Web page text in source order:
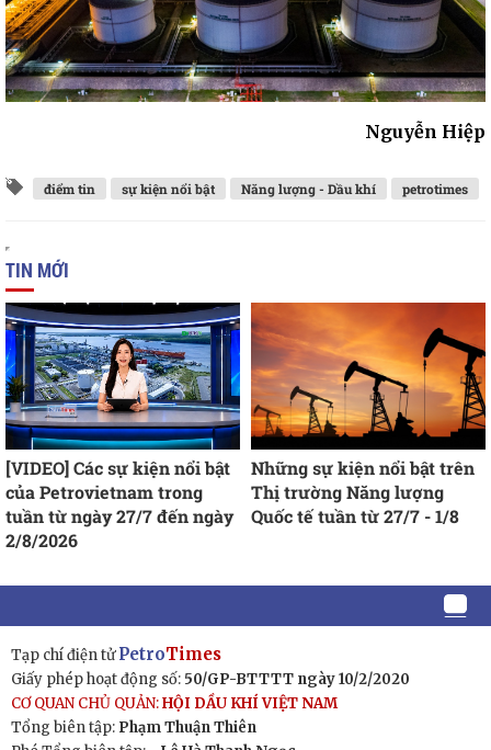
Nguyễn Hiệp
điểm tin sự kiện nổi bật Năng lượng - Dầu khí petrotimes
TIN MỚI
[VIDEO] Các sự kiện nổi bật
của Petrovietnam trong
tuần từ ngày 27/7 đến ngày
2/8/2026
Những sự kiện nổi bật trên
Thị trường Năng lượng
Quốc tế tuần từ 27/7 - 1/8
Tạp chí điện tửPetroTimes
Giấy phép hoạt động số: 50/GP-BTTTT ngày 10/2/2020
CƠ QUAN CHỦ QUẢN:HỘI DẦU KHÍ VIỆT NAM
Tổng biên tập: Phạm Thuận Thiên